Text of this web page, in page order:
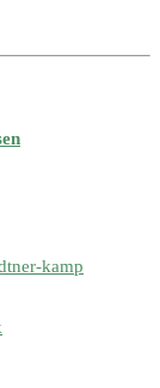
kamp